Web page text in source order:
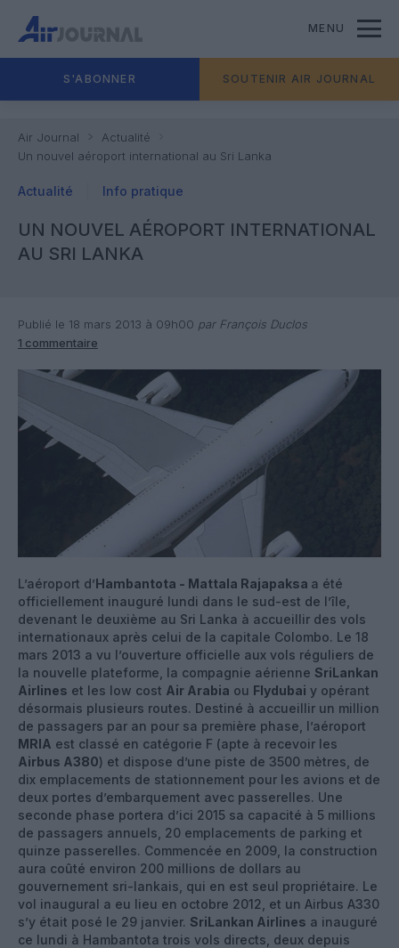
MENU
S'ABONNER SOUTENIR AIR JOURNAL
Air Journal
Actualité
Un nouvel aéroport international au Sri Lanka
Actualité Info pratique
UN NOUVEL AÉROPORT INTERNATIONAL
AU SRI LANKA
Publié le 18 mars 2013 à 09h00 par François Duclos
1 commentaire
L’aéroport d’Hambantota - Mattala Rajapaksa a été
officiellement inauguré lundi dans le sud-est de l’île,
devenant le deuxième au Sri Lanka à accueillir des vols
internationaux après celui de la capitale Colombo. Le 18
mars 2013 a vu l’ouverture officielle aux vols réguliers de
la nouvelle plateforme, la compagnie aérienne SriLankan
Airlines et les low cost Air Arabia ou Flydubai y opérant
désormais plusieurs routes. Destiné à accueillir un million
de passagers par an pour sa première phase, l’aéroport
MRIA est classé en catégorie F (apte à recevoir les
Airbus A380) et dispose d’une piste de 3500 mètres, de
dix emplacements de stationnement pour les avions et de
deux portes d’embarquement avec passerelles. Une
seconde phase portera d’ici 2015 sa capacité à 5 millions
de passagers annuels, 20 emplacements de parking et
quinze passerelles. Commencée en 2009, la construction
aura coûté environ 200 millions de dollars au
gouvernement sri-lankais, qui en est seul propriétaire. Le
vol inaugural a eu lieu en octobre 2012, et un Airbus A330
s’y était posé le 29 janvier. SriLankan Airlines a inauguré
ce lundi à Hambantota trois vols directs, deux depuis